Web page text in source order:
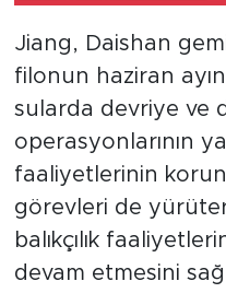
Jiang, Daishan
filonun haziran
sularda devriye ve
operasyonlarının
faaliyetlerinin
görevleri de
balıkçılık
devam etmesini